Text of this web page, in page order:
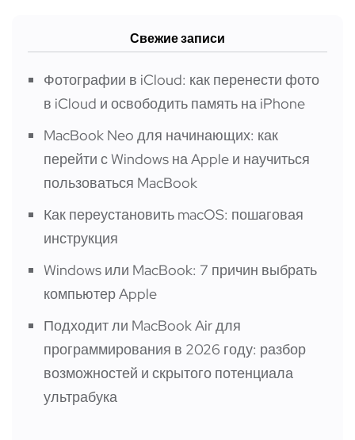
Свежие записи
Фотографии в iCloud: как перенести фото
в iCloud и освободить память на iPhone
MacBook Neo для начинающих: как
перейти с Windows на Apple и научиться
пользоваться MacBook
Как переустановить macOS: пошаговая
инструкция
Windows или MacBook: 7 причин выбрать
компьютер Apple
Подходит ли MacBook Air для
программирования в 2026 году: разбор
возможностей и скрытого потенциала
ультрабука